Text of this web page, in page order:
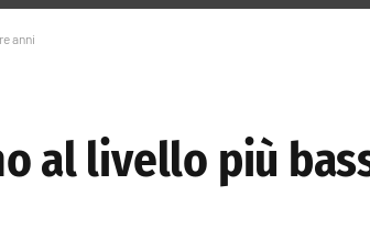
anni
al livello più